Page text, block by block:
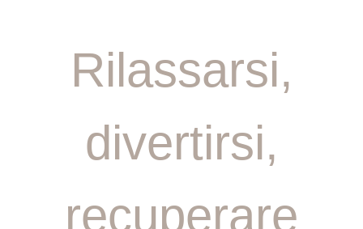
Rilassarsi,
divertirsi,
recuperare